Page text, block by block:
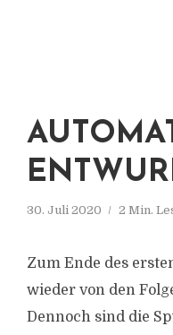
30. Juli 2020 2 Min.
Zum Ende des
wieder von den
Dennoch sind die